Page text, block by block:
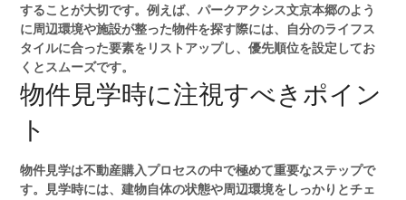
することが大切です。例えば、パークアクシス文京本郷のよう
に周辺環境や施設が整った物件を探す際には、自分のライフス
タイルに合った要素をリストアップし、優先順位を設定してお
くとスムーズです。
物件見学時に注視すべきポイン
ト
物件見学は不動産購入プロセスの中で極めて重要なステップで
す。見学時には、建物自体の状態や周辺環境をしっかりとチェ